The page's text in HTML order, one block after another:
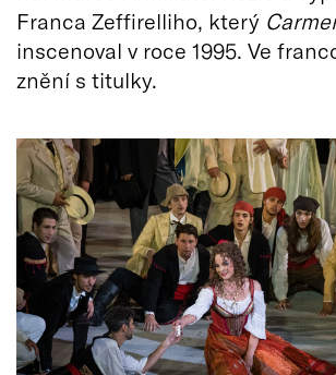
Franca Zeffirelliho, který
inscenoval v roce 1995. Ve
znění s titulky.